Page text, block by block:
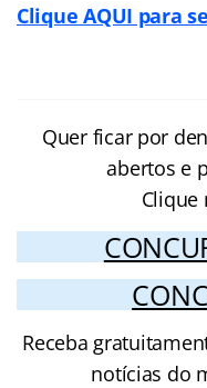
Clique AQUI para
Quer ficar por
abertos e
Clique
Receba
notícias do